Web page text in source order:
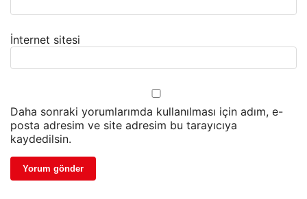
İnternet sitesi
Daha sonraki yorumlarımda kullanılması için adım, e-
posta adresim ve site adresim bu tarayıcıya
kaydedilsin.